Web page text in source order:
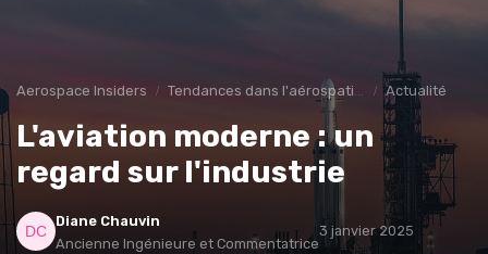
Aerospace Insiders Tendances dans l'aérospatial Actualité
L'aviation moderne : un
regard sur l'industrie
Diane Chauvin
Ancienne Ingénieure et Commentatrice
3 janvier 2025